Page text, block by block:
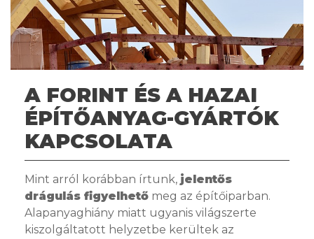
A FORINT ÉS A HAZAI
ÉPÍTŐANYAG-GYÁRTÓK
KAPCSOLATA
Mint arról korábban írtunk, jelentős
drágulás figyelhető meg az építőiparban.
Alapanyaghiány miatt ugyanis világszerte
kiszolgáltatott helyzetbe kerültek az